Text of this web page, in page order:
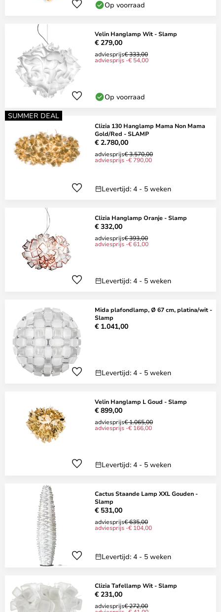
Op voorraad
Velin Hanglamp Wit - Slamp
€ 279,00
adviesprijs€ 333,00
adviesprijs -€ 54,00
Op voorraad
SUMMER DEAL
Clizia 130 Hanglamp Mama Non Mama
Gold/Red - SLAMP
€ 2.780,00
adviesprijs€ 3.570,00
adviesprijs -€ 790,00
Levertijd: 4 - 5 weken
Clizia Hanglamp Oranje - Slamp
€ 332,00
adviesprijs€ 393,00
adviesprijs -€ 61,00
Levertijd: 4 - 5 weken
Mida plafondlamp, Ø 67 cm, platina/wit -
Slamp
€ 1.041,00
Levertijd: 4 - 5 weken
Velin Hanglamp L Goud - Slamp
€ 899,00
adviesprijs€ 1.065,00
adviesprijs -€ 166,00
Levertijd: 4 - 5 weken
Cactus Staande Lamp XXL Gouden -
Slamp
€ 531,00
adviesprijs€ 635,00
adviesprijs -€ 104,00
Levertijd: 4 - 5 weken
Clizia Tafellamp Wit - Slamp
€ 231,00
adviesprijs€ 272,00